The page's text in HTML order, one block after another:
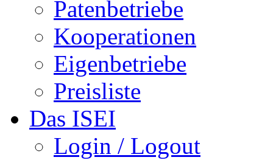
Patenbetriebe
Kooperationen
Eigenbetriebe
Preisliste
Das ISEI
Login / Logout